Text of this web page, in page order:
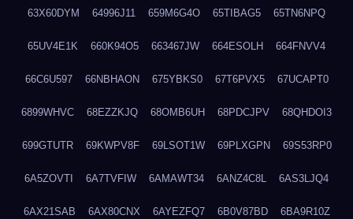
63X60DYM 64996J11 659M6G4O 65TIBAG5 65TN6NPQ
65UV4E1K 660K94O5 663467JW 664ESOLH 664FNVV4
66C6U597 66NBHAON 675YBKS0 67T6PVX5 67UCAPT0
6899WHVC 68EZZKJQ 68OMB6UH 68PDCJPV 68QHDOI3
699GTUTR 69KWPV8F 69LSOT1W 69PLXGPN 69S53RP0
6A5ZOVTI 6A7TVFIW 6AMAWT34 6ANZ4C8L 6AS3LJQ4
6AX21SAB 6AX80CNX 6AYEZFQ7 6B0V87BD 6BA9R10Z